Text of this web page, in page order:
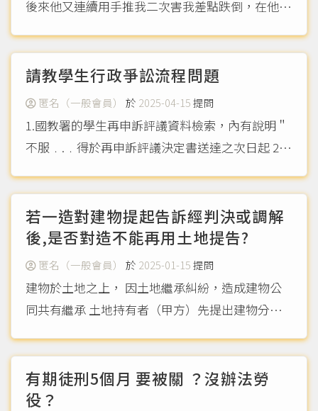
後來他又連續用手推我二次害我差點跌倒，在他推
他，報案筆錄中有明確表示他罵我涉犯309條第一
項，推我涉犯309條第二項及304條強制罪﹒ 後來
開庭檢察官...
（more...）
請教學生行政爭訟流程問題
匿名（一般會員） 於 2025-04-15提問
1.國教署的學生再申訴評議資料檢索，內有說明＂
不服﹒.﹒得於再申訴評議決定書送達之次日起 2
問是向高等行政法庭提起還是向地方行政法庭提起
呢？是否會因對象（國立學校學生、私立學校學
生、市立學校學生...（more...）
若一造對建物提起告訴經判決或調解
後,是否對造不能再用土地提告?
匿名（一般會員） 於 2025-01-15提問
建物於土地之上， 因土地繼承糾紛，造成建物公
同共有繼承 土地持有者（甲方）先提出建物分割
同共有者（乙方） 無法就土地所有權對甲方提出
告訴 ？（more...）
有期徒刑5個月 要被關 ？沒辦法勞
役？